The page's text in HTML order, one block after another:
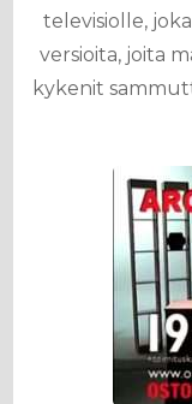
televisiolle,
versioita, joita
kykenit